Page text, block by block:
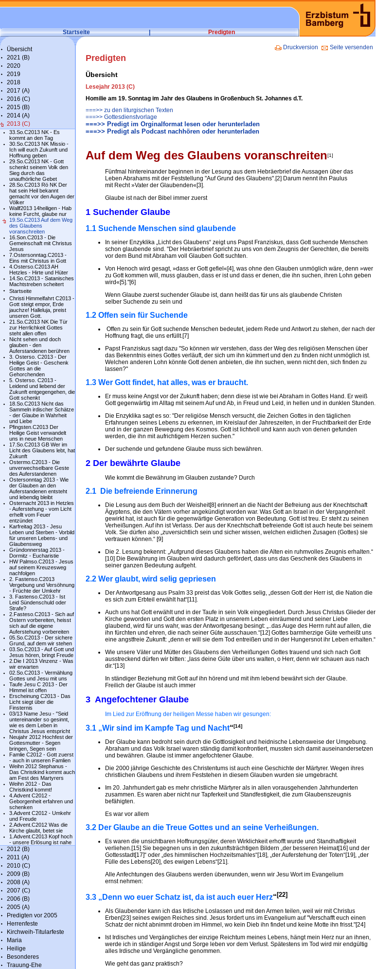
Startseite | Predigten
Übersicht
2021 (B)
2020
2019
2018
2017 (A)
2016 (C)
2015 (B)
2014 (A)
2013 (C)
33.So.C2013 NK - Es
kommt an den Tag
30.So.C2013 NK Missio -
Ich will euch Zukunft und
Hoffnung geben
29.So.C2013 NK - Gott
schenkt seinem Volk den
Sieg durch das
unaufhörliche Gebet
28.So.C2013 Rö NK Der
hat sein Heil bekannt
gemacht vor den Augen der
Völker
Wallf2013 14heiligen - Hab
keine Furcht, glaube nur
19.So.C2013 Auf dem Weg
des Glaubens
voranschreiten
16.Son.C2013 - Die
Gemeinschaft mit Christus
Jesus
7.Ostersonntag.C2013 -
Eins mit Christus in Gott
4.Osterso.C2013 AH
Hetzles - Hirte und Hüter
14.So.C2013 - Satanisches
Machtstreben scheitert
Startseite
Christi Himmelfahrt C2013 -
Gott steigt empor, Erde
jauchze! Halleluja, preist
unseren Gott.
21.So.C2013 NK Die Tür
zur Herrlichkeit Gottes
steht allen offen
Nicht sehen und doch
glauben - den
Auferstandenen berühren
3. Osterso. C2013 - Der
Heilige Geist - Geschenk
Gottes an die
Gehorchenden
5. Osterso. C2013 -
Leidend und liebend der
Zukunft entgegengehen, die
Gott schenkt
18.So.C2013 Nicht das
Sammeln irdischer Schätze
- der Glaube in Wahrheit
und Liebe
Pfingsten.C2013 Der
Heilige Geist verwandelt
uns in neue Menschen
17.So.C2013 GB Wer im
Licht des Glaubens lebt, hat
Zukunft
Ostermo.C2013 - Die
unverwechselbare Geste
des Auferstandenen
Ostersonntag 2013 - Wie
der Glauben an den
Auferstandenen entsteht
und lebendig bleibt
Osternacht 2013 in Hetzles
- Auferstehung - vom Licht
erhellt vom Feuer
entzündet
Karfreitag 2013 - Jesu
Leben und Sterben - Vorbild
für unseren Lebens- und
Glaubensweg
Gründonnerstag 2013 -
Dormitz - Eucharistie
HW Palmso.C2013 - Jesus
auf seinem Kreuzesweg
nachfolgen
2. Fastenso.C2013
Vergebung und Versöhnung
- Früchte der Umkehr
3. Fastenso.C2013 - Ist
Leid Sündenschuld oder
Strafe?
2.Fasteso.C2013 - Sich auf
Ostern vorbereiten, heisst
sich auf die eigene
Auferstehung vorbereiten
05.So.C2013 - Der sichere
Grund, auf dem wir stehen
03.So.C2013 - Auf Gott und
Jesus hören, bringt Freude
2.Die I 2013 Vinzenz - Was
wir erwarten
02.So.C2013 - Vermählung
Gottes und Jesu mit uns
Taufe Jesu C 2013 - Der
Himmel ist offen
Erscheinung C2013 - Das
Licht siegt über die
Finsternis
03/13 Name Jesu - "Seid
untereinander so gesinnt,
wie es dem Leben in
Christus Jesus entspricht
Neujahr 2012 Hochfest der
Gottesmutter - Segen
bringen, Segen sein
Famlie C2012 - Gott zuerst
- auch in unseren Famlien
Weihn 2012 Stephanus -
Das Christkind kommt auch
am Fest des Martyrers
Weihn 2012 - Das
Christkind kommt!
4.Advent C2012 -
Geborgenheit erfahren und
schenken
3.Advent C2012 - Umkehr
und Freude
2.Advent.C2012 Was die
Kirche glaubt, betet sie
1.Advent.C2013 Kopf hoch
- unsere Erlösung ist nahe
2012 (B)
2011 (A)
2010 (C)
2009 (B)
2008 (A)
2007 (C)
2006 (B)
2005 (A)
Predigten vor 2005
Herrenfeste
Kirchweih-Titularfeste
Maria
Heilige
Besonderes
Trauung-Ehe
Druckversion Seite versenden
Predigten
Übersicht
Lesejahr 2013 (C)
Homilie am 19. Sonntag im Jahr des Glaubens in Großenbuch St. Johannes d.T.
===>> zu den liturgischen Texten
===>> Gottesdienstvorlage
===>> Predigt im Orginalformat lesen oder herunterladen
===>> Predigt als Podcast nachhören oder herunterladen
Auf dem Weg des Glaubens voranschreiten[1]
Fünfmal hintereinander beginnen in der Lesung aus dem Hebräerbrief die Aussagen über das
Leben Abrahams mit der Feststellung "Auf Grund des Glaubens".[2] Darum nennt ihn Paulus
mit Recht »Vater der Glaubenden«[3].
Glaube ist nach der Bibel immer zuerst
1 Suchender Glaube
1.1 Suchende Menschen sind glaubende
In seiner Enzyklika „Licht des Glaubens“ zeigt uns Papst Franziskus, dass Gott suchende Menschen
schon glaubende sind. "Der Hebräerbrief spricht zu uns von dem Zeugnis der Gerechten, die bereits
vor dem Bund mit Abraham voll Glauben Gott suchten.
Von Henoch wird gesagt, »dass er Gott gefiel«[4], was ohne den Glauben unmöglich wäre, denn »wer
zu Gott kommen will, muss glauben, dass er ist und dass er denen, die ihn suchen, ihren Lohn geben
wird«[5]."[6]
Wenn Glaube zuerst suchender Glaube ist, dann heißt das für uns als glaubende Christen
selber Suchende zu sein und
1.2 Offen sein für Suchende
Offen zu sein für Gott suchende Menschen bedeutet, jedem Rede und Antwort zu stehen, der nach der
Hoffnung fragt, die uns erfüllt.[7]
Papst Franziskus sagt dazu "So können wir verstehen, dass der Weg des religiösen Menschen über
das Bekenntnis eines Gottes verläuft, der sich um ihn kümmert und den zu finden nicht unmöglich ist.
Welchen anderen Lohn könnte Gott denen anbieten, die ihn suchen, wenn nicht den, sich finden zu
lassen?"
1.3 Wer Gott findet, hat alles, was er braucht.
Er muss keine Angst vor der Zukunft haben; denn diese ist wie bei Abraham in Gottes Hand. Er weiß
Gott gegenwärtig im Alltag mit seinem Auf und Ab, in Freud und Leid, in hellen und in dunklen Stunden.
Die Enzyklika sagt es so: "Der religiöse Mensch versucht, die Zeichen Gottes in den täglichen
Erfahrungen seines Lebens zu erkennen, im Kreislauf der Jahreszeiten, in der Fruchtbarkeit der Erde
und in der ganzen Bewegung des Kosmos. Gott ist lichtvoll und kann auch von denen gefunden
werden, die ihn mit aufrichtigem Herzen suchen."
Der suchende und gefundene Glaube muss sich bewähren.
2 Der bewährte Glaube
Wie kommt die Bewährung im Glauben zustande? Durch
2.1 Die befreiende Erinnerung
Die Lesung aus dem Buch der Weisheit[8] erinnert an die Nacht der Befreiung aus der Knechtschaft
Ägyptens, die den Vätern vorher angekündigt worden war. Was Gott an Israel in der Vergangenheit
gewirkt hat, ist auch für die gegenwärtige Generation von Bedeutung. Gott ist treu. Er steht zu seinen
Verheißungen. Auf ihn ist Verlass. Der aus der Knechtschaft befreiende Gott ist auch heute bei seinem
Volk. Sie dürfen also „zuversichtlich sein und sicher wissen, welchen eidlichen Zusagen (Gottes) sie
vertrauen können.“ [9]
Die 2. Lesung bekennt: „Aufgrund dieses Glaubens haben die Alten ein ruhmvolles Zeugnis erhalten.“
[10] Die Bewährung im Glauben wird dadurch gefördert, dass uns das Geschenk des Glaubens in
seiner ganzen Bedeutung aufgeht.
2.2 Wer glaubt, wird selig gepriesen
Der Antwortgesang aus Psalm 33 preist das Volk Gottes selig, „dessen Gott der Herr ist, die Nation die
es sich zum Erbteil erwählt hat“[11].
Auch uns hat Gott erwählt und in der Taufe in sein Volk eingegliedert. Durch Jesus Christus Glieder der
Kirche geworden und Gott den ersten Platz in unserem Leben einräumend und seiner Liebe
glaubend, wird für uns wahr, was der Antwortgesang besingt: „..das Auge des Herrn ruht auf allen, die
ihn fürchten und ehren, die nach seiner Güte ausschauen.“[12] Gottes barmherzige Güte verheißt uns
eine angstfreie Zukunft: „denn er will sie dem Tod entreißen und in der Hungersnot ihr Leben erhalten.“
Wie unsere Väter und Mütter des Glaubens den Verheißungen Gottes trauend und sich nach Gott
ausstreckend dürfen wir bitten: „lass deine Güte über uns walten, o Herr, denn wir schauen aus nach
dir.“[13]
In ständiger Beziehung mit Gott auf ihn hörend und mit ihm lebend bewährt sich der Glaube.
Freilich der Glaube ist auch immer
3 Angefochtener Glaube
Im Lied zur Eröffnung der heiligen Messe haben wir gesungen:
3.1 „Wir sind im Kampfe Tag und Nacht“[14]
Der Glaube kann bedroht sein durch die Gottlosigkeit und heidnische Lebensweise der Umgebung.
Abraham und das Volk Israel waren ständig damit konfrontiert, mussten sich damit auseinandersetzen
und bewähren. Glaube ist immer angefochtener Glaube.
Die 2000 jährige Geschichte des Christentums ist auch eine Geschichte der Märtyrer. Wegen ihres
christlichen Glaubens und ihrem Feststehen in diesem Glauben wurden sie umgebracht.
Im 20. Jahrhundert gab es mehr christliche Märtyrer als in allen vorausgehenden Jahrhunderten
zusammen. Es waren aber nicht nur Tapferkeit und Standfestigkeit, die zum Glaubenszeugnis
befähigten.
Es war vor allem
3.2 Der Glaube an die Treue Gottes und an seine Verheißungen.
Es waren die unsichtbaren Hoffnungsgüter, deren Wirklichkeit erhofft wurde und Standhaftigkeit
verliehen.[15] Sie begegnen uns in den zukunftsträchtigen Bildern „der besseren Heimat[16] und der
Gottesstadt[17]“ oder „des himmlischen Hochzeitsmahles“[18], „der Auferstehung der Toten“[19], „der
Fülle des Lebens[20], des ewigen Lebens“[21].
Alle Anfechtungen des Glaubens werden überwunden, wenn wir Jesu Wort im Evangelium
ernst nehmen:
3.3 „Denn wo euer Schatz ist, da ist auch euer Herz“[22]
Als Glaubender kann ich das Irdische Loslassen und mit den Armen teilen, weil wir mit Christus
Erben[23] seines ewigen Reiches sind. Jesus fordert uns im Evangelium auf "Verschafft euch einen
Schatz der nicht abnimmt droben im Himmel, wo kein Dieb ihn findet und keine Motte ihn frisst."[24]
Ist Irdisches und Vergängliches der einzige Reichtum meines Lebens, hängt mein Herz nur an ihnen,
werde ich in ständiger Angst und Sorge leben vor dem Verlust. Spätestens im Tod wird mir endgültig
alles Irdische und Vergängliche genommen.
Wie geht das ganz praktisch?